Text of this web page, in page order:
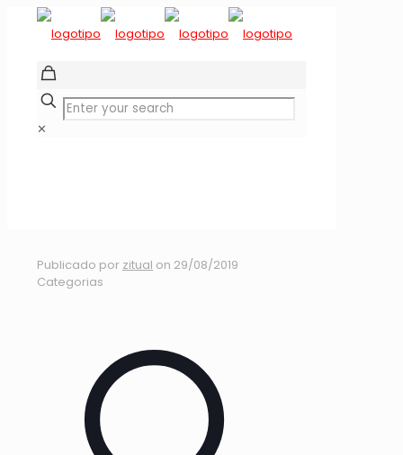
✕
Publicado por zitual on 29/08/2019
Categorias